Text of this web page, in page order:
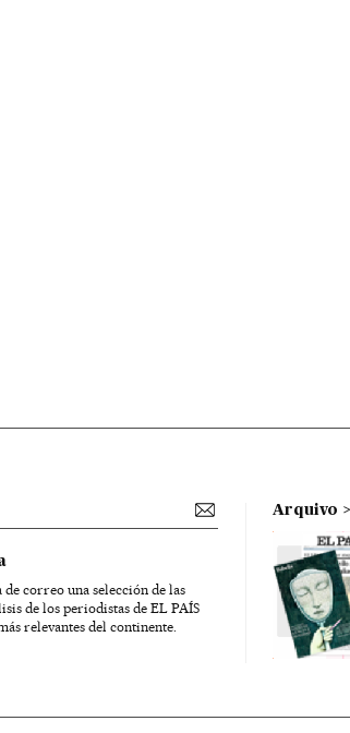
de correo una selección de las
de los periodistas de EL PAÍS
relevantes del continente.
Arquivo